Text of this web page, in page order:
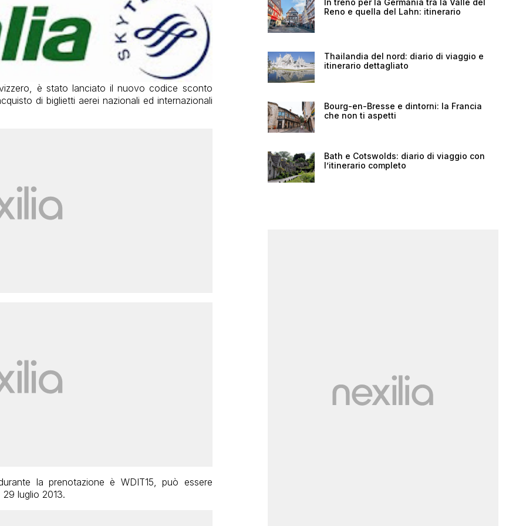
è stato lanciato il nuovo codice sconto
di biglietti aerei nazionali ed internazionali
la prenotazione è WDIT15, può essere
luglio 2013.
Reno e quella del Lahn: itinerario
Thailandia del nord: diario di viaggio e
itinerario dettagliato
Bourg-en-Bresse e dintorni: la Francia
che non ti aspetti
Bath e Cotswolds: diario di viaggio con
l’itinerario completo